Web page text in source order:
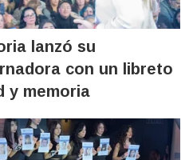
lanzó su
con un libreto
y memoria